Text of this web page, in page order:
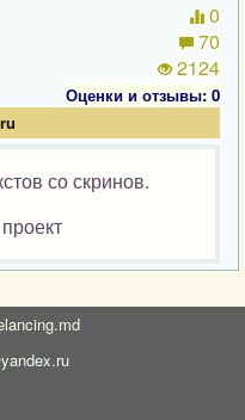
0
70
2124
Оценки и отзывы: 0
со скринов.